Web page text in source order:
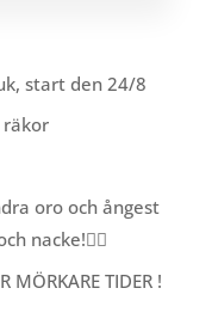
start den 24/8
räkor
oro och ångest
nacke!🧘‍♂️
MÖRKARE TIDER !